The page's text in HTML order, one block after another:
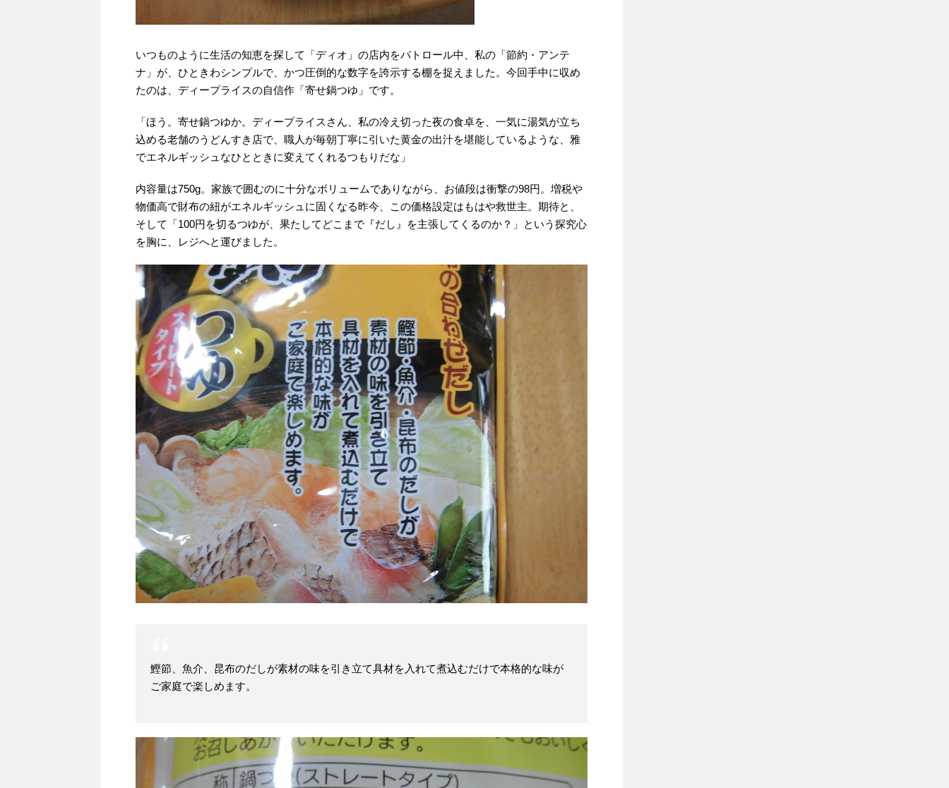
いつものように生活の知恵を探して「ディオ」の店内をパトロール中、私の「節約・アンテ
ナ」が、ひときわシンプルで、かつ圧倒的な数字を誇示する棚を捉えました。今回手中に収め
たのは、ディープライスの自信作「寄せ鍋つゆ」です。
「ほう。寄せ鍋つゆか。ディープライスさん、私の冷え切った夜の食卓を、一気に湯気が立ち
込める老舗のうどんすき店で、職人が毎朝丁寧に引いた黄金の出汁を堪能しているような、雅
でエネルギッシュなひとときに変えてくれるつもりだな」
内容量は750g。家族で囲むのに十分なボリュームでありながら、お値段は衝撃の98円。増税や
物価高で財布の紐がエネルギッシュに固くなる昨今、この価格設定はもはや救世主。期待と、
そして「100円を切るつゆが、果たしてどこまで『だし』を主張してくるのか？」という探究心
を胸に、レジへと運びました。
鰹節、魚介、昆布のだしが素材の味を引き立て具材を入れて煮込むだけで本格的な味が
ご家庭で楽しめます。